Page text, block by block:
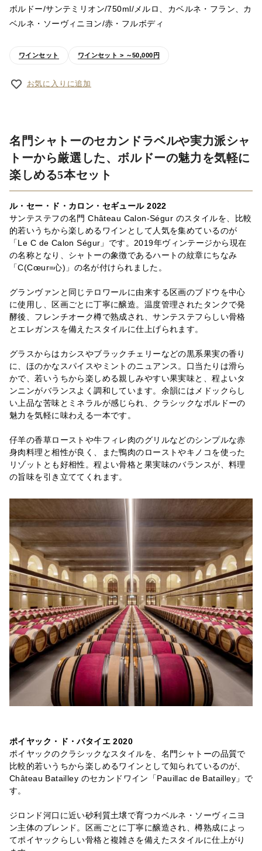
ボルドー/サンテミリオン/750ml/メルロ、カベルネ・フラン、カ
ベルネ・ソーヴィニヨン/赤・フルボディ
ワインセット ワインセット > ～50,000円
お気に入りに追加
名門シャトーのセカンドラベルや実力派シャ
トーから厳選した、ボルドーの魅力を気軽に
楽しめる5本セット
ル・セー・ド・カロン・セギュール 2022
サンテステフの名門 Château Calon-Ségur のスタイルを、比較
的若いうちから楽しめるワインとして人気を集めているのが
「Le C de Calon Ségur」です。2019年ヴィンテージから現在
の名称となり、シャトーの象徴であるハートの紋章にちなみ
「C(Cœur=心)」の名が付けられました。
グランヴァンと同じテロワールに由来する区画のブドウを中心
に使用し、区画ごとに丁寧に醸造。温度管理されたタンクで発
酵後、フレンチオーク樽で熟成され、サンテステフらしい骨格
とエレガンスを備えたスタイルに仕上げられます。
グラスからはカシスやブラックチェリーなどの黒系果実の香り
に、ほのかなスパイスやミントのニュアンス。口当たりは滑ら
かで、若いうちから楽しめる親しみやすい果実味と、程よいタ
ンニンがバランスよく調和しています。余韻にはメドックらし
い上品な苦味とミネラルが感じられ、クラシックなボルドーの
魅力を気軽に味わえる一本です。
仔羊の香草ローストや牛フィレ肉のグリルなどのシンプルな赤
身肉料理と相性が良く、また鴨肉のローストやキノコを使った
リゾットとも好相性。程よい骨格と果実味のバランスが、料理
の旨味を引き立ててくれます。
ポイヤック・ド・バタイエ 2020
ポイヤックのクラシックなスタイルを、名門シャトーの品質で
比較的若いうちから楽しめるワインとして知られているのが、
Château Batailley のセカンドワイン「Pauillac de Batailley」で
す。
ジロンド河口に近い砂利質土壌で育つカベルネ・ソーヴィニヨ
ン主体のブレンド。区画ごとに丁寧に醸造され、樽熟成によっ
てポイヤックらしい骨格と複雑さを備えたスタイルに仕上がり